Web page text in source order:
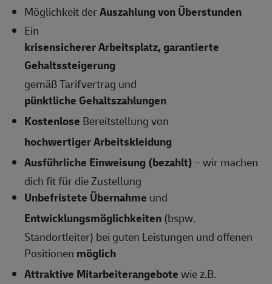
Möglichkeit derAuszahlung von Überstunden
Ein
krisensicherer Arbeitsplatz, garantierte
Gehaltssteigerung
gemäß Tarifvertrag und
pünktliche Gehaltszahlungen
Kostenlose Bereitstellung von
hochwertiger Arbeitskleidung
Ausführliche Einweisung (bezahlt)– wir machen
dich fit für die Zustellung
Unbefristete Übernahme und
Entwicklungsmöglichkeiten (bspw.
Standortleiter) bei guten Leistungen und offenen
Positionen möglich
Attraktive Mitarbeiterangebotewie z.B.